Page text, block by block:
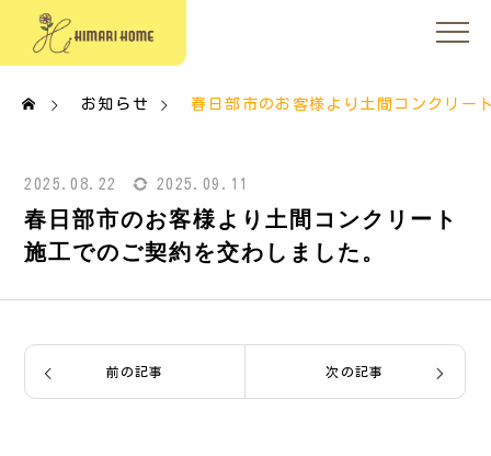
お知らせ 春日部市のお客様より土間コンクリー
2025.08.22 2025.09.11
春日部市のお客様より土間コンクリート
施工でのご契約を交わしました。
前の記事 次の記事